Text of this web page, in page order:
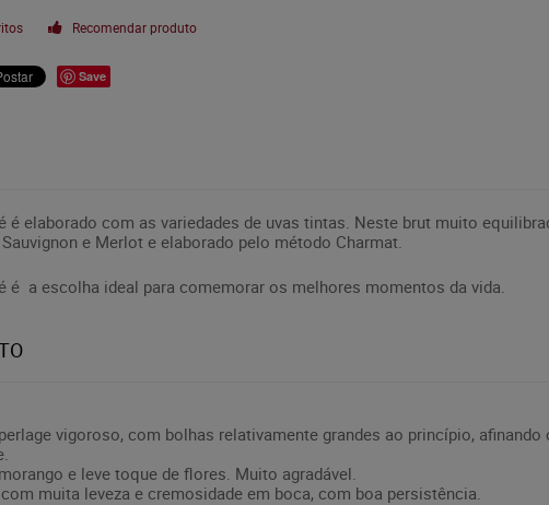
Recomendar produto
Save
é elaborado com as variedades de uvas tintas. Neste brut muito
e Merlot e elaborado pelo método Charmat.
é a escolha ideal para comemorar os melhores momentos da vida.
vigoroso, com bolhas relativamente grandes ao princípio,
e leve toque de flores. Muito agradável.
muita leveza e cremosidade em boca, com boa persistência.